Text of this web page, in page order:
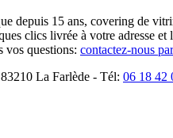
depuis 15 ans, covering de
clics livrée à votre adresse
vos questions: contactez-nous
La Farlède - Tél: 06 18 42